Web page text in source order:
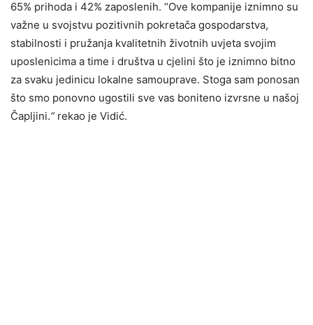
65% prihoda i 42% zaposlenih. “Ove kompanije iznimno su
važne u svojstvu pozitivnih pokretača gospodarstva,
stabilnosti i pružanja kvalitetnih životnih uvjeta svojim
uposlenicima a time i društva u cjelini što je iznimno bitno
za svaku jedinicu lokalne samouprave. Stoga sam ponosan
što smo ponovno ugostili sve vas boniteno izvrsne u našoj
Čapljini.“rekao je Vidić.